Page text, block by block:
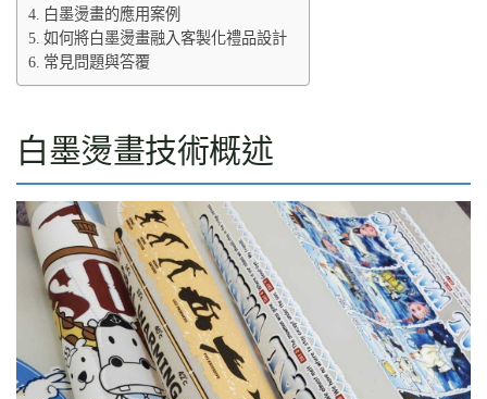
白墨燙畫的應用案例
如何將白墨燙畫融入客製化禮品設計
常見問題與答覆
白墨燙畫技術概述